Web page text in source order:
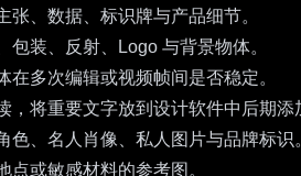
、数据、标识牌与产品细节。
装、反射、Logo 与背景物体。
多次编辑或视频帧间是否稳定。
将重要文字放到设计软件中后期添
、名人肖像、私人图片与品牌标识
或敏感材料的参考图。